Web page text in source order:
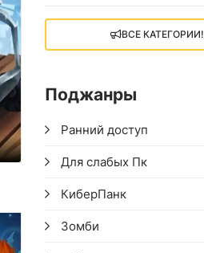
ВСЕ КАТЕГОРИИ!
Поджанры
Ранний доступ
Для слабых Пк
КиберПанк
Зомби